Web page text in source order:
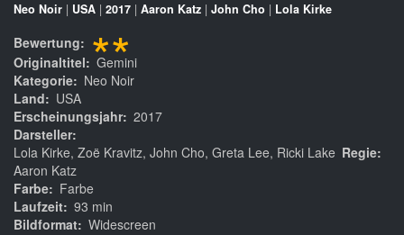
Neo Noir | USA | 2017 | Aaron Katz | John Cho | Lola Kirke
Bewertung **
Originaltitel
Gemini
Kategorie
Neo Noir
Land
USA
Erscheinungsjahr 2017
Darsteller
Lola Kirke, Zoë Kravitz, John Cho, Greta Lee, Ricki Lake Regie
Aaron Katz
Farbe
Farbe
Laufzeit 93 min
Bildformat Widescreen